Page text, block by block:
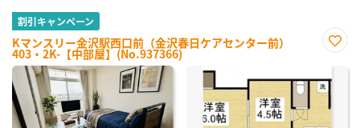
割引キャンペーン
Kマンスリー金沢駅西口前（金沢春日ケアセンター前）
403・2K-【中部屋】(No.937366)
に入
り登
録